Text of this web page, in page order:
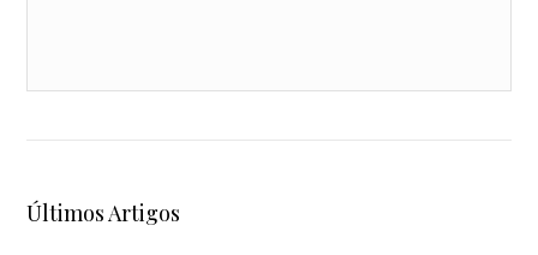
Últimos Artigos